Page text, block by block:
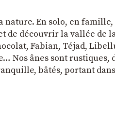
En solo, en
découvrir la vallée de
Fabian, Téjad,
Nos ânes sont
bâtés, portant